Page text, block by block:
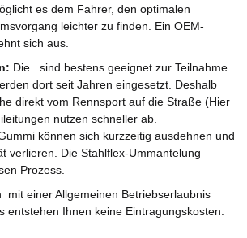
es dem Fahrer, den optimalen
leichter zu finden. Ein OEM-
sich aus.
Die sind bestens geeignet zur Teilnahme
dort seit Jahren eingesetzt. Deshalb
direkt vom Rennsport auf die Straße (Hier
nutzen schneller ab.
können sich kurzzeitig ausdehnen und
verlieren. Die Stahlflex-Ummantelung
Prozess.
mit einer Allgemeinen Betriebserlaubnis
entstehen Ihnen keine Eintragungskosten.